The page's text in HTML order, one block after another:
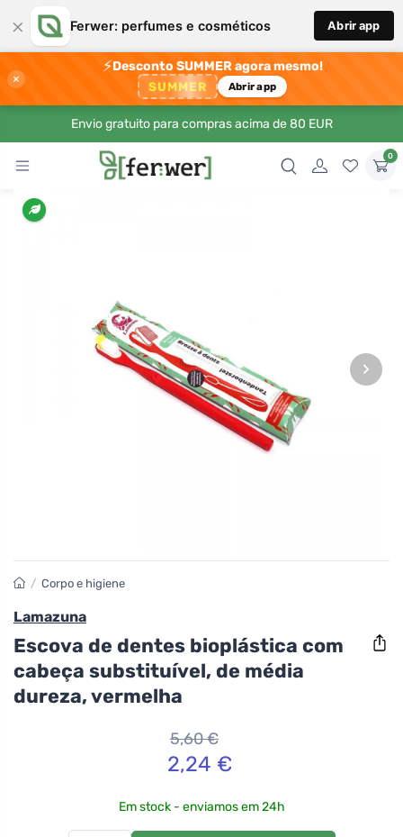
× Ferwer: perfumes e cosméticos Abrir app
×
⚡Desconto SUMMER agora mesmo!
SUMMER Abrir app
Envio gratuito para compras acima de 80 EUR
0
›
/ Corpo e higiene
Lamazuna
Escova de dentes bioplástica com
cabeça substituível, de média
dureza, vermelha
5,60 €
2,24 €
Em stock - enviamos em 24h